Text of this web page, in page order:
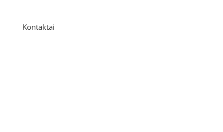
Kontaktai